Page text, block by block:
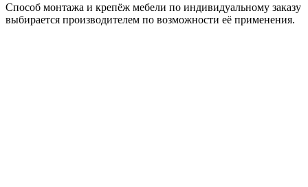
Способ монтажа и крепёж мебели по индивидуальному заказу
выбирается производителем по возможности её применения.